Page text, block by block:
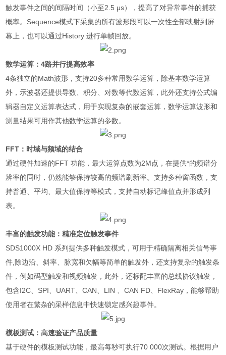
触发事件之间的间隔时间（小至2.5 μs），提高了对异常事件的捕获
概率。 Sequence模式下采集的所有波形段可以一次性全部映射到屏
幕上，也可以通过History进行单帧回放。
数学运算：4路并行提高效率
4条独立的Math波形，支持20多种常用数学运算，除基本数学运算
外，示波器还提供导数、积分、对数等代数运算，此外还支持公式编
辑器自定义运算表达式，用于实现复杂的嵌套运算，数学运算波形和
测量结果可用作其他数学运算的参数。
FFT ：时域与频域的结合
通过硬件加速的FFT功能，最大运算点数为2M点，在提供*的频谱分
辨率的同时，仍然能够保持较高的频谱刷新率。支持多种窗函数，支
持普通、平均、最大值保持等模式，支持自动标记峰值点并形成列
表。
丰富的触发功能：精准定位触发事件
SDS1000X HD 系列提供多种触发模式，可用于精确隔离相关信号事
件 除边沿、斜率、脉宽和欠幅等简单的触发外，还支持复杂的触发条
件，例如码型触发和视频触发，此外，还标配丰富的总线协议触发，
包含I2C SPI UART 、CAN LIN 、CAN FD FlexRay ，能够帮助
使用者在繁杂的采样信息中快速锁定感兴趣事件。
模板测试：高速验证产品质量
基于硬件的模板测试功能，最高每秒可执行70 000次测试。根据用户